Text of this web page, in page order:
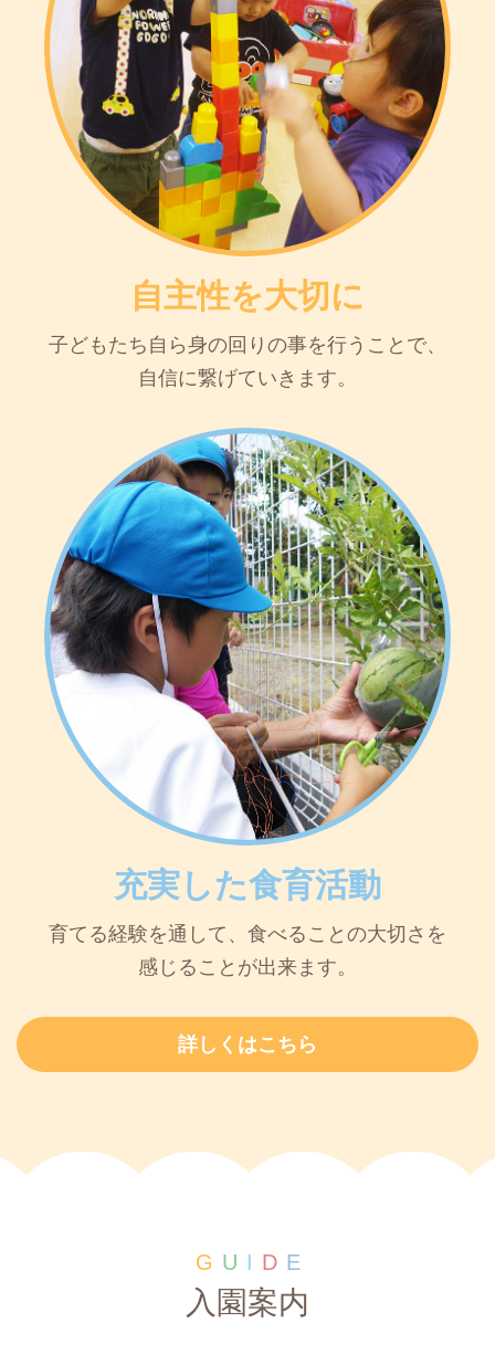
自主性を大切に
子どもたち自ら身の回りの事を行うことで、
自信に繋げていきます。
充実した食育活動
育てる経験を通して、食べることの大切さを
感じることが出来ます。
詳しくはこちら
G U I D E
入園案内